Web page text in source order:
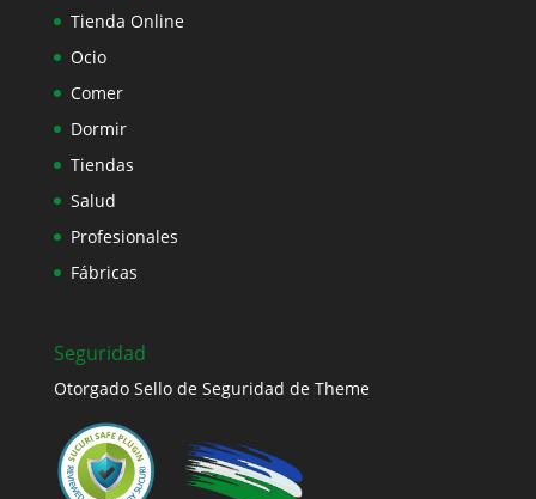
Tienda Online
Ocio
Comer
Dormir
Tiendas
Salud
Profesionales
Fábricas
Seguridad
Otorgado Sello de Seguridad de Theme